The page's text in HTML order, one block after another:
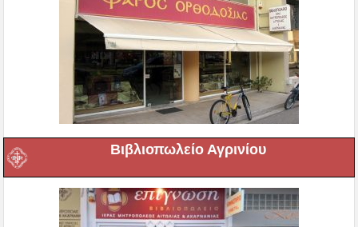
Βιβλιοπωλείο Αγρινίου